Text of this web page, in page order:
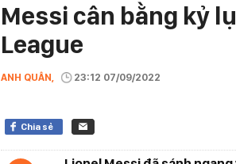
Messi cân bằng kỷ
League
ANH QUÂN, 23:12 07/09/2022
Chia sẻ